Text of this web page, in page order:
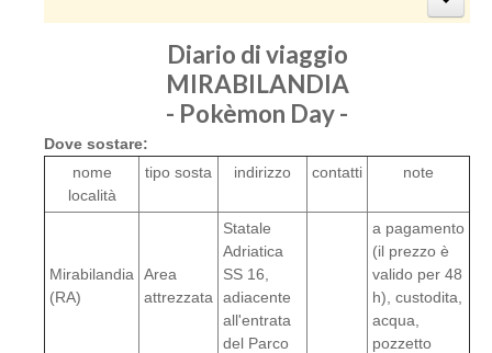
Diario di viaggio
MIRABILANDIA
- Pokèmon Day -
Dove sostare:
nome
località
tipo sosta indirizzo contatti note
Mirabilandia
(RA)
Area
attrezzata
Statale
Adriatica
SS 16,
adiacente
all'entrata
del Parco
a pagamento
(il prezzo è
valido per 48
h), custodita,
acqua,
pozzetto